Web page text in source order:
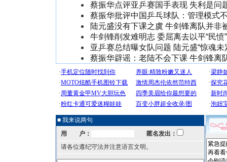
蔡振华点评亚乒赛国手表现 失利是问
蔡振华批评中国乒乓球队：管理模式
陆元盛没有下课之虞 牛剑锋离队并非
牛剑锋削发难明志 委屈离去以平“民愤”
亚乒赛总结曝女队问题 陆元盛“惊魂未
蔡振华辟谣：老陆不会下课 牛剑锋离
■ 我来说两句
用 户：
匿名发出：
请各位遵纪守法并注意语言文明。